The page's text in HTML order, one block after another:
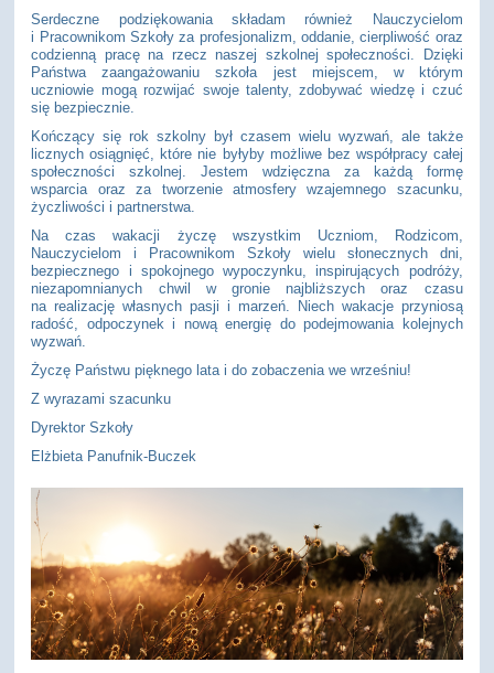
Serdeczne podziękowania składam również Nauczycielom
i Pracownikom Szkoły za profesjonalizm, oddanie, cierpliwość oraz
codzienną pracę na rzecz naszej szkolnej społeczności. Dzięki
Państwa zaangażowaniu szkoła jest miejscem, w którym
uczniowie mogą rozwijać swoje talenty, zdobywać wiedzę i czuć
się bezpiecznie.
Kończący się rok szkolny był czasem wielu wyzwań, ale także
licznych osiągnięć, które nie byłyby możliwe bez współpracy całej
społeczności szkolnej. Jestem wdzięczna za każdą formę
wsparcia oraz za tworzenie atmosfery wzajemnego szacunku,
życzliwości i partnerstwa.
Na czas wakacji życzę wszystkim Uczniom, Rodzicom,
Nauczycielom i Pracownikom Szkoły wielu słonecznych dni,
bezpiecznego i spokojnego wypoczynku, inspirujących podróży,
niezapomnianych chwil w gronie najbliższych oraz czasu
na realizację własnych pasji i marzeń. Niech wakacje przyniosą
radość, odpoczynek i nową energię do podejmowania kolejnych
wyzwań.
Życzę Państwu pięknego lata i do zobaczenia we wrześniu!
Z wyrazami szacunku
Dyrektor Szkoły
Elżbieta Panufnik-Buczek